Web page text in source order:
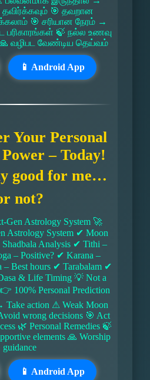
தவிர்க்கவும் 🎯 தவறான
🎯 சரியான நேரம் →
பரிகாரங்கள் 🍃 நல்ல உணவு
வழிபட வேண்டிய தெய்வம்
📱 Android App
Your Personal
– Today!
good for me…
not?
Gen Astrology System 🚀
Astrology System ✔ Moon
Analysis ✔ Tithi –
– Positive? ✔ Karana –
Best hours ✔ Tarabalam ✔
& Life Timing 💡 Not a
100% Personal Prediction
Take action ⚠ Weak Moon
wrong decisions 🎯 Act
🌿 Personal Remedies 🍃
elements 🙏 Worship
guidance
📱 Android App